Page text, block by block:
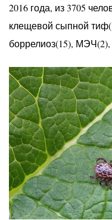
2016 года, из 3705
клещевой сыпной
боррелиоз(15),